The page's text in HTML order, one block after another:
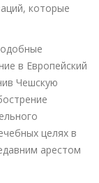
которые
в Европейский
Чешскую
целях в
арестом